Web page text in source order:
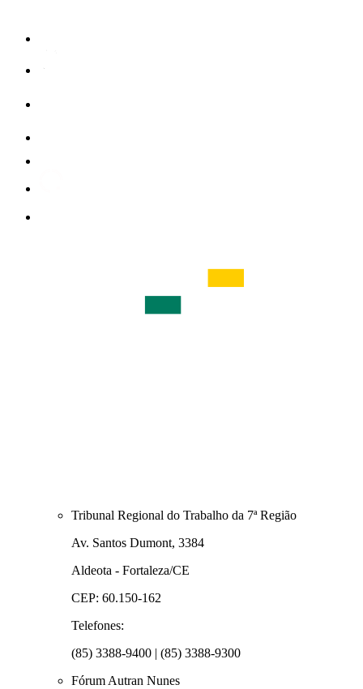
Tribunal Regional do Trabalho da 7ª Região
Av. Santos Dumont, 3384
Aldeota - Fortaleza/CE
CEP: 60.150-162
Telefones:
(85) 3388-9400 | (85) 3388-9300
Fórum Autran Nunes